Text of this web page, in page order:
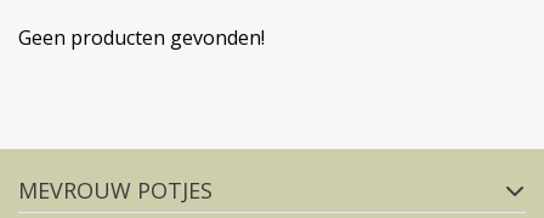
Geen producten gevonden!
FACEBOOK
MEVROUW POTJES